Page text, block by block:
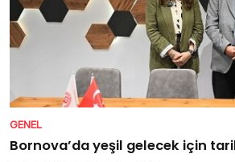
GENEL
Bornova’da yeşil gelecek için